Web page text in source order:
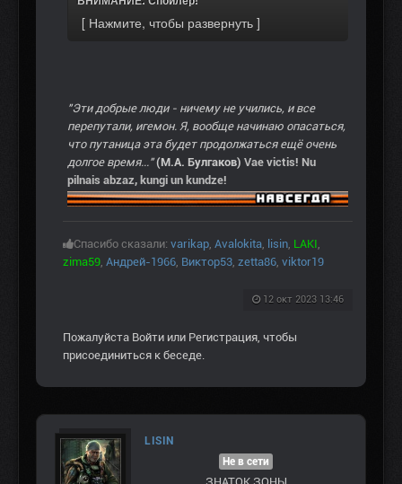
"Эти добрые люди - ничему не учились, и все
перепутали, игемон. Я, вообще начинаю опасаться,
что путаница эта будет продолжаться ещё очень
долгое время..." (М.А. Булгаков) Vae victis! Nu
pilnais abzaz, kungi un kundze!
Спасибо сказали: varikap Avalokita lisin LAKI
zima59 Андрей-1966 Виктор53 zetta86 viktor19
12 окт 2023 13:46
Пожалуйста Войти или Регистрация , чтобы
присоединиться к беседе.
LISIN
Не в сети